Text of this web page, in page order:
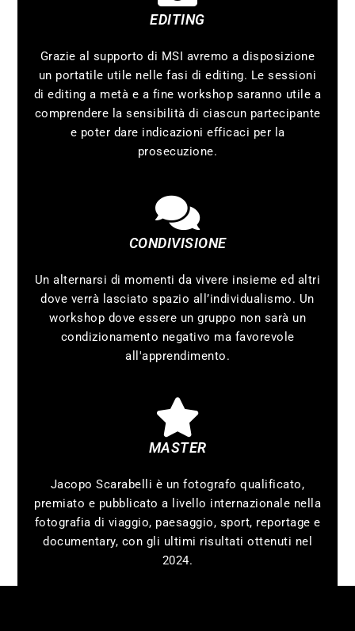
EDITING
Grazie al supporto di MSI avremo a disposizione
un portatile utile nelle fasi di editing. Le sessioni
di editing a metà e a fine workshop saranno utile a
comprendere la sensibilità di ciascun partecipante
e poter dare indicazioni efficaci per la
prosecuzione.
CONDIVISIONE
Un alternarsi di momenti da vivere insieme ed altri
dove verrà lasciato spazio all’individualismo. Un
workshop dove essere un gruppo non sarà un
condizionamento negativo ma favorevole
all'apprendimento.
MASTER
Jacopo Scarabelli è un fotografo qualificato,
premiato e pubblicato a livello internazionale nella
fotografia di viaggio, paesaggio, sport, reportage e
documentary, con gli ultimi risultati ottenuti nel
2024.